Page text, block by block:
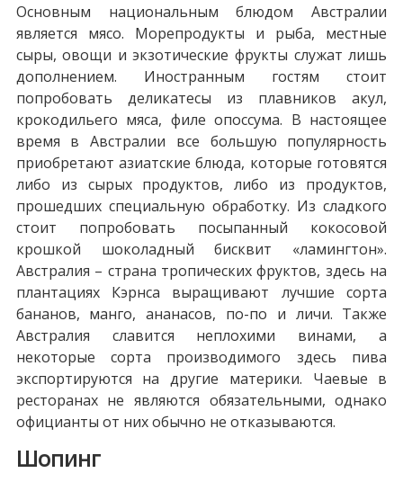
Основным национальным блюдом Австралии
является мясо. Морепродукты и рыба, местные
сыры, овощи и экзотические фрукты служат лишь
дополнением. Иностранным гостям стоит
попробовать деликатесы из плавников акул,
крокодильего мяса, филе опоссума. В настоящее
время в Австралии все большую популярность
приобретают азиатские блюда, которые готовятся
либо из сырых продуктов, либо из продуктов,
прошедших специальную обработку. Из сладкого
стоит попробовать посыпанный кокосовой
крошкой шоколадный бисквит «ламингтон».
Австралия – страна тропических фруктов, здесь на
плантациях Кэрнса выращивают лучшие сорта
бананов, манго, ананасов, по-по и личи. Также
Австралия славится неплохими винами, а
некоторые сорта производимого здесь пива
экспортируются на другие материки. Чаевые в
ресторанах не являются обязательными, однако
официанты от них обычно не отказываются.
Шопинг